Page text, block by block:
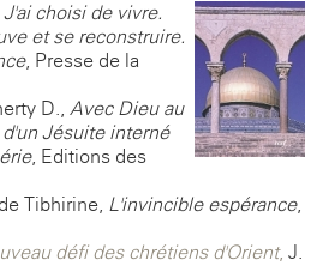
J'ai choisi de vivre.
et se reconstruire.
, Presse de la
D., Avec Dieu au
Jésuite interné
, Editions des
Tibhirine, L'invincible espérance,
défi des chrétiens d'Orient, J.